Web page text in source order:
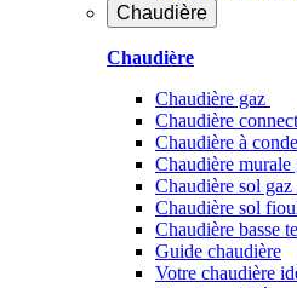
Chaudière
Chaudière
Chaudière gaz
Chaudière
Chaudière à
Chaudière murale
Chaudière sol gaz
Chaudière sol
Chaudière basse
Guide chaudière
Votre chaudière